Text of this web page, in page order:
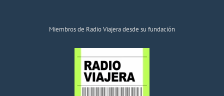
Miembros de Radio Viajera desde su fundación